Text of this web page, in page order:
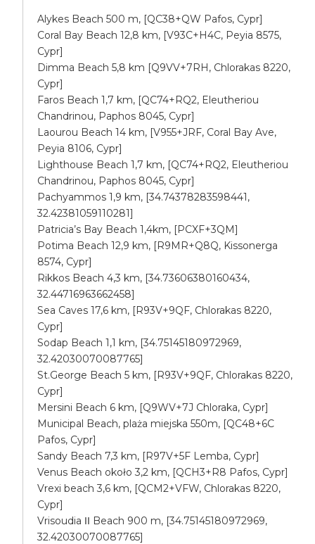
Alykes Beach 500 m, [QC38+QW Pafos, Cypr]
Coral Bay Beach 12,8 km, [V93C+H4C, Peyia 8575,
Cypr]
Dimma Beach 5,8 km [Q9VV+7RH, Chlorakas 8220,
Cypr]
Faros Beach 1,7 km, [QC74+RQ2, Eleutheriou
Chandrinou, Paphos 8045, Cypr]
Laourou Beach 14 km, [V955+JRF, Coral Bay Ave,
Peyia 8106, Cypr]
Lighthouse Beach 1,7 km, [QC74+RQ2, Eleutheriou
Chandrinou, Paphos 8045, Cypr]
Pachyammos 1,9 km, [34.74378283598441,
32.42381059110281]
Patricia’s Bay Beach 1,4km, [PCXF+3QM]
Potima Beach 12,9 km, [R9MR+Q8Q, Kissonerga
8574, Cypr]
Rikkos Beach 4,3 km, [34.73606380160434,
32.44716963662458]
Sea Caves 17,6 km, [R93V+9QF, Chlorakas 8220,
Cypr]
Sodap Beach 1,1 km, [34.75145180972969,
32.42030070087765]
St.George Beach 5 km, [R93V+9QF, Chlorakas 8220,
Cypr]
Mersini Beach 6 km, [Q9WV+7J Chloraka, Cypr]
Municipal Beach, plaża miejska 550m, [QC48+6C
Pafos, Cypr]
Sandy Beach 7,3 km, [R97V+5F Lemba, Cypr]
Venus Beach około 3,2 km, [QCH3+R8 Pafos, Cypr]
Vrexi beach 3,6 km, [QCM2+VFW, Chlorakas 8220,
Cypr]
Vrisoudia ΙΙ Beach 900 m, [34.75145180972969,
32.42030070087765]